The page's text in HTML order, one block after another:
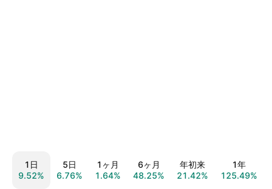
1日
9.52%
5日
6.76%
1ヶ月
1.64%
6ヶ月
48.25%
年初来
21.42%
1年
125.49%